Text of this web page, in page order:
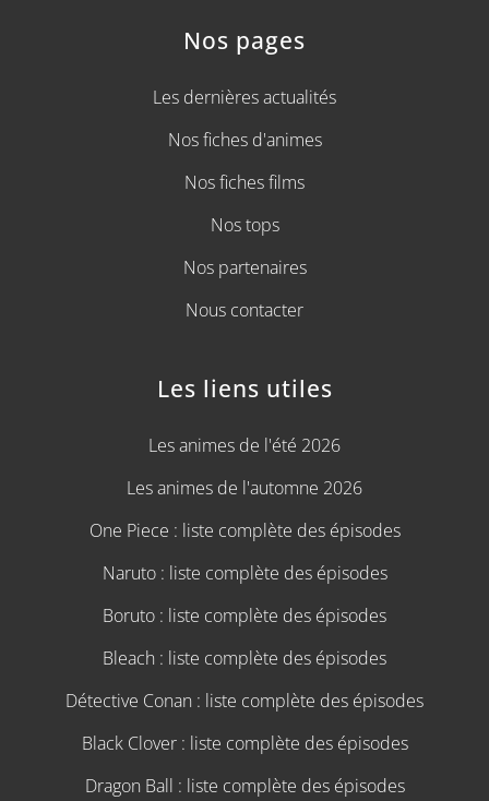
Nos pages
Les dernières actualités
Nos fiches d'animes
Nos fiches films
Nos tops
Nos partenaires
Nous contacter
Les liens utiles
Les animes de l'été 2026
Les animes de l'automne 2026
One Piece : liste complète des épisodes
Naruto : liste complète des épisodes
Boruto : liste complète des épisodes
Bleach : liste complète des épisodes
Détective Conan : liste complète des épisodes
Black Clover : liste complète des épisodes
Dragon Ball : liste complète des épisodes